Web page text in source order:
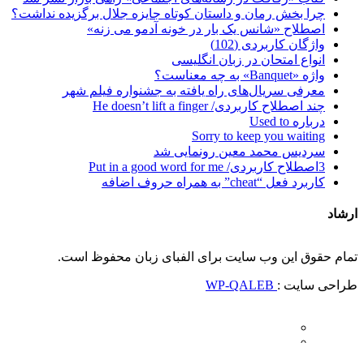
چرا بخش رمان و داستان کوتاه جایزه جلال برگزیده نداشت؟
اصطلاح «شانس یک بار در خونه آدمو می زنه»
واژگان کاربردی (102)
انواع امتحان در زبان انگلیسی
واژه «Banquet» به چه معناست؟
معرفی سریال‌های راه یافته به جشنواره فیلم شهر
چند اصطلاح کاربردی/ He doesn’t lift a finger
درباره Used to
Sorry to keep you waiting
سردیس محمد معین رونمایی شد
3اصطلاح کاربردی/ Put in a good word for me
کاربرد فعل “cheat” به همراه حروف اضافه
ارشاد
تمام حقوق این وب سایت برای الفبای زبان محفوظ است.
طراحی سایت :